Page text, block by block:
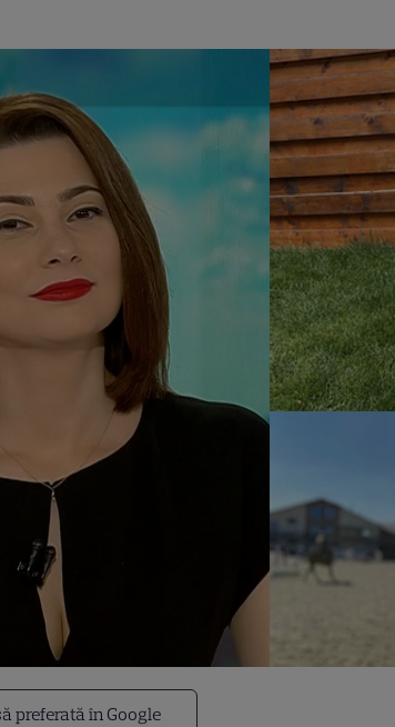
preferată în Google